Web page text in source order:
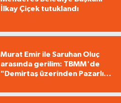
İlkay Çiçek tutuklandı
Murat Emir ile Saruhan Oluç
arasında gerilim: TBMM'de
"Demirtaş üzerinden Pazarlık